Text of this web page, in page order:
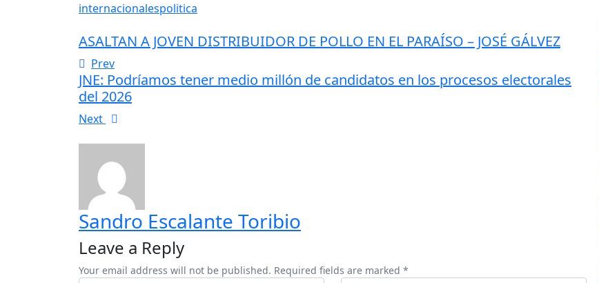
internacionalespolitica
ASALTAN A JOVEN DISTRIBUIDOR DE POLLO EN EL PARAÍSO – JOSÉ GÁLVEZ
Prev
JNE: Podríamos tener medio millón de candidatos en los procesos electorales
del 2026
Next
Sandro Escalante Toribio
Leave a Reply
Your email address will not be published. Required fields are marked *